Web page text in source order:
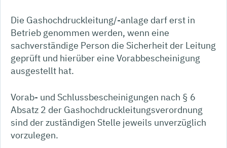
Die Gashochdruckleitung/-anlage darf erst in
Betrieb genommen werden, wenn eine
sachverständige Person die Sicherheit der Leitung
geprüft und hierüber eine Vorabbescheinigung
ausgestellt hat.
Vorab- und Schlussbescheinigungen nach § 6
Absatz 2 der Gashochdruckleitungsverordnung
sind der zuständigen Stelle jeweils unverzüglich
vorzulegen.